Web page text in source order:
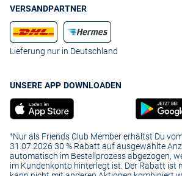
VERSANDPARTNER
Lieferung nur in Deutschland
UNSERE APP DOWNLOADEN
¹Nur als Friends Club Member erhältst Du
31.07.2026 30 % Rabatt auf ausgewählte
automatisch im Bestellprozess abgezogen,
im Kundenkonto hinterlegt ist. Der Rabatt ist